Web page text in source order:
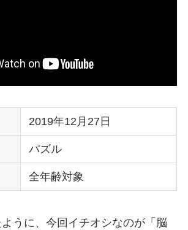
2019年12月27日
パズル
全年齢対象
うに、今回イチオシなのが「脳